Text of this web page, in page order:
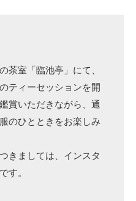
茶室「臨池亭」にて、
ティーセッションを開
賞いただきながら、通
のひとときをお楽しみ
きましては、インスタ
す。